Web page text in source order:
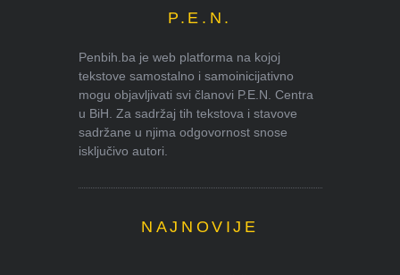
P.E.N.
Penbih.ba je web platforma na kojoj
tekstove samostalno i samoinicijativno
mogu objavljivati svi članovi P.E.N. Centra
u BiH. Za sadržaj tih tekstova i stavove
sadržane u njima odgovornost snose
isključivo autori.
NAJNOVIJE